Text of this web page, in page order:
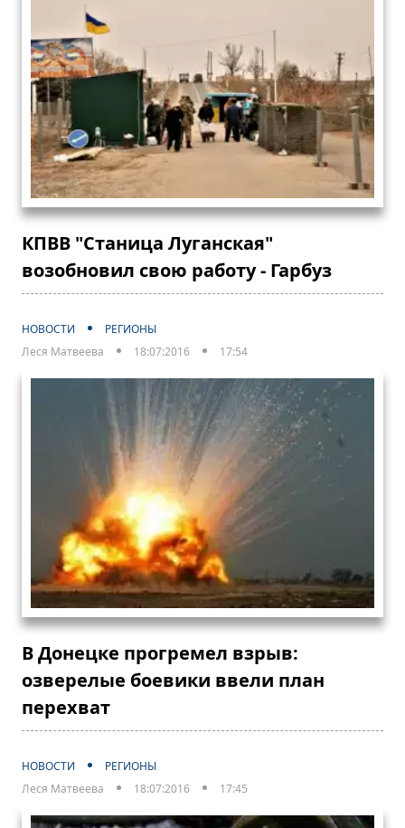
КПВВ "Станица Луганская"
возобновил свою работу - Гарбуз
НОВОСТИ
РЕГИОНЫ
Леся Матвеева
18:07:2016 17:54
В Донецке прогремел взрыв:
озверелые боевики ввели план
перехват
НОВОСТИ
РЕГИОНЫ
Леся Матвеева
18:07:2016 17:45